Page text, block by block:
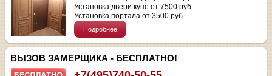
Установка двери купе от 7500 руб.
Установка портала от 3500 руб.
Подробнее
ВЫЗОВ ЗАМЕРЩИКА - БЕСПЛАТНО!